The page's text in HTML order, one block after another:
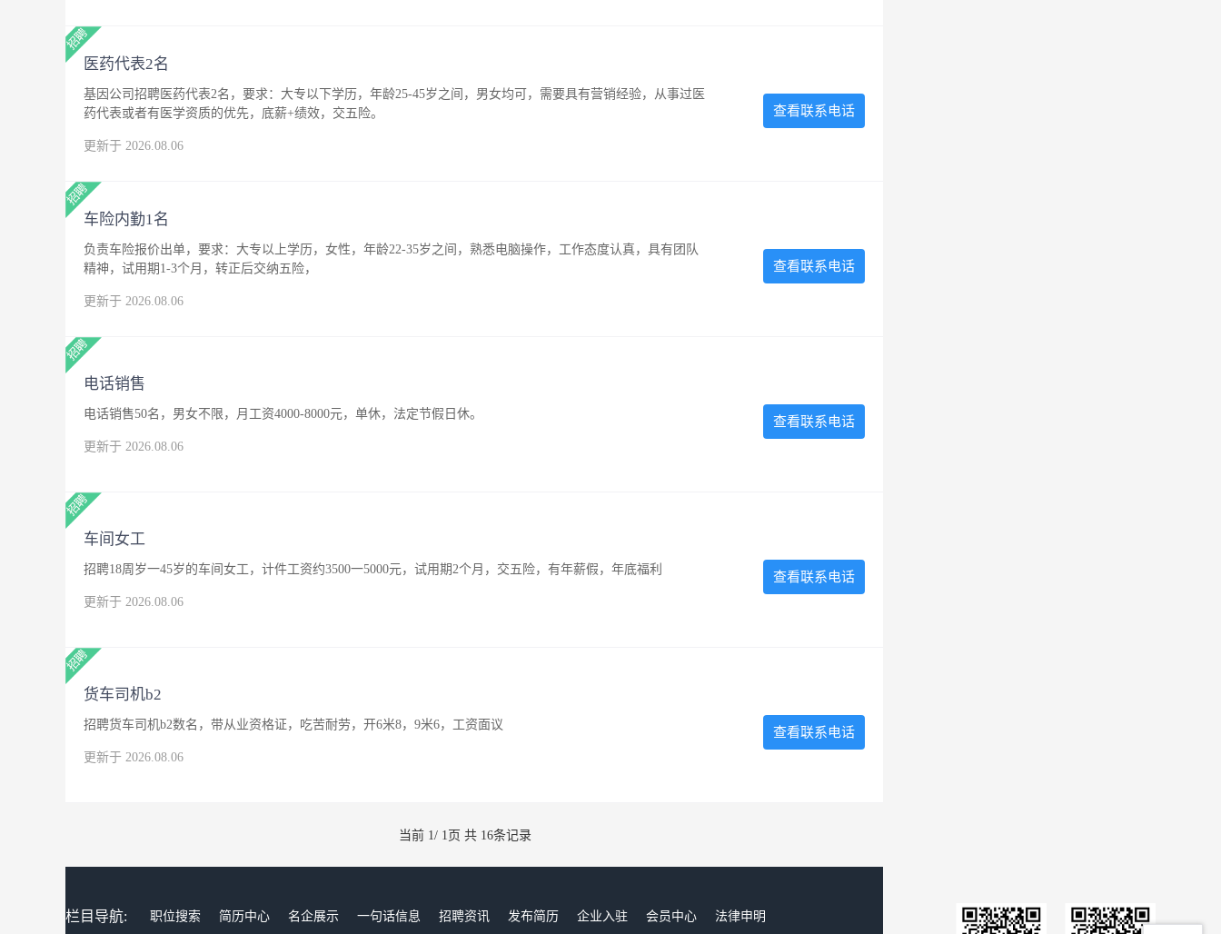
医药代表2名
基因公司招聘医药代表2名，要求：大专以下学历，年龄25-45岁之间，男女均可，需要具有营销经验，从事过医
药代表或者有医学资质的优先，底薪+绩效，交五险。
更新于 2026.08.06
查看联系电话
车险内勤1名
负责车险报价出单，要求：大专以上学历，女性，年龄22-35岁之间，熟悉电脑操作，工作态度认真，具有团队
精神，试用期1-3个月，转正后交纳五险，
更新于 2026.08.06
查看联系电话
电话销售
电话销售50名，男女不限，月工资4000-8000元，单休，法定节假日休。
更新于 2026.08.06
查看联系电话
车间女工
招聘18周岁一45岁的车间女工，计件工资约3500一5000元，试用期2个月，交五险，有年薪假，年底福利
更新于 2026.08.06
查看联系电话
货车司机b2
招聘货车司机b2数名，带从业资格证，吃苦耐劳，开6米8，9米6，工资面议
更新于 2026.08.06
查看联系电话
当前 1/ 1页 共 16条记录
栏目导航: 职位搜索 简历中心 名企展示 一句话信息 招聘资讯 发布简历 企业入驻 会员中心 法律申明